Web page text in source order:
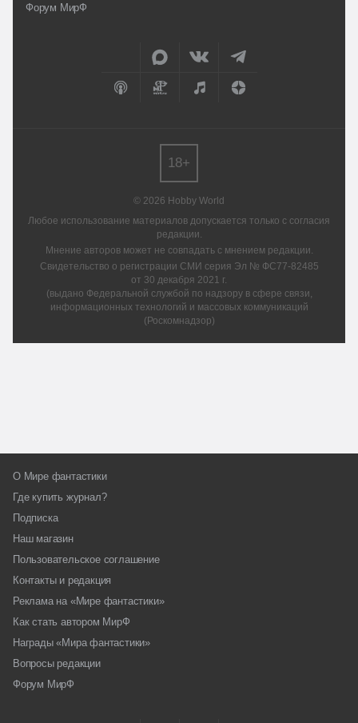
Форум МирФ
© 2026 Hobby World
Любое использование материалов допускается только с согласия
редакции.
Мнение авторов может не совпадать с мнением редакции.
Свидетельство о регистрации СМИ серия Эл № ФС77-82485
от 30 декабря 2021 г.
(выдано Федеральной службой по надзору в сфере связи,
информационных технологий и массовых коммуникаций
(Роскомнадзор)
18+
О Мире фантастики
Где купить журнал?
Подписка
Наш магазин
Пользовательское соглашение
Контакты и редакция
Реклама на «Мире фантастики»
Как стать автором МирФ
Награды «Мира фантастики»
Вопросы редакции
Форум МирФ